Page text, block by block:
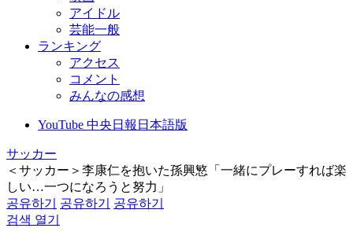
アイドル
芸能一般
ランキング
アクセス
コメント
みんなの感想
YouTube 中央日報日本語版
サッカー
＜サッカー＞李康仁を抱いた孫興慜「一緒にプレーすれば楽
しい…一つになろうと努力」
공유하기
공유하기
공유하기
검색 열기